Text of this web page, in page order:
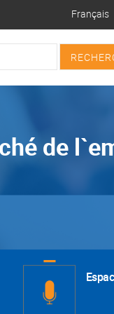
Français
de